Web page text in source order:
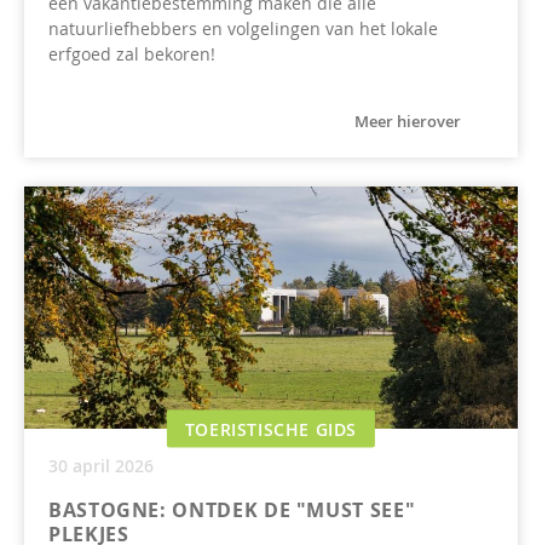
natuurliefhebbers en volgelingen van het lokale
erfgoed zal bekoren!
Meer hierover
TOERISTISCHE GIDS
30 april 2026
BASTOGNE: ONTDEK DE "MUST SEE"
PLEKJES